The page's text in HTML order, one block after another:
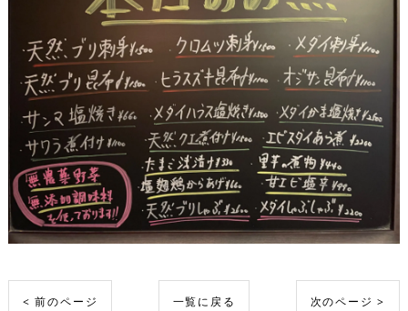
< 前のページ 一覧に戻る 次のページ >